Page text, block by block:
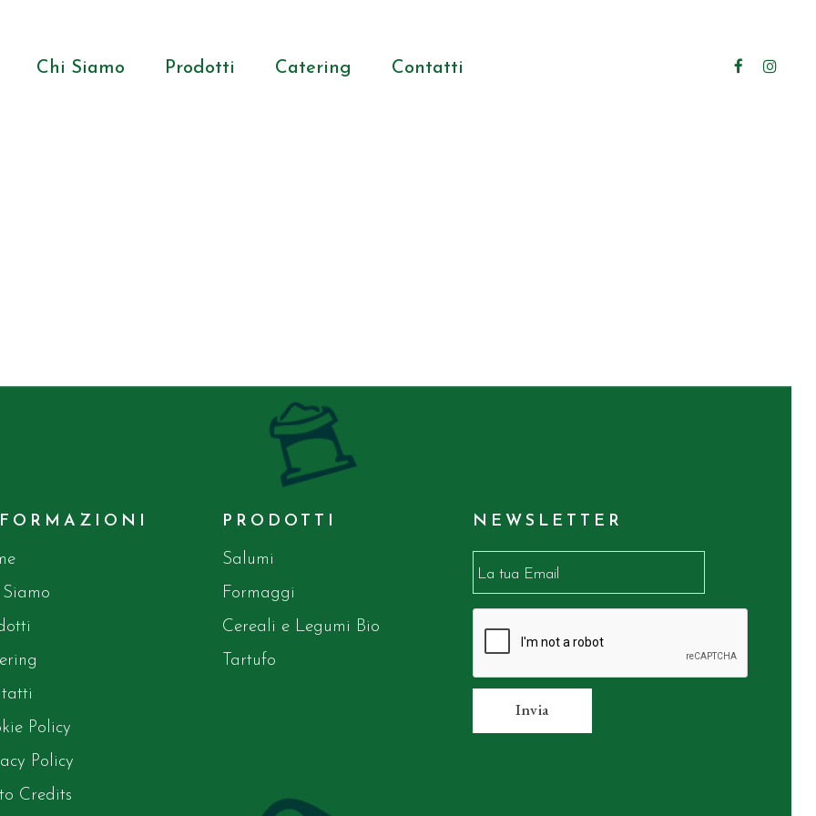
Chi Siamo Prodotti Catering Contatti
Policy
Policy
Credits
PRODOTTI
Salumi
Formaggi
Cereali e Legumi Bio
Tartufo
NEWSLETTER